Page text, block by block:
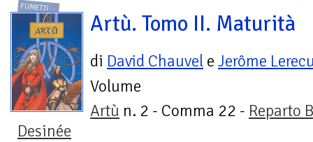
FUMETTI
Artù. Tomo II. Maturità
di David Chauvel e Jerôme
Volume
Artù n. 2 - Comma 22 - Reparto
Desinée